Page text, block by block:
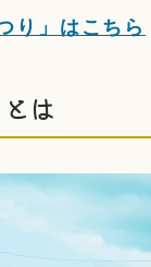
り」はこちら
は